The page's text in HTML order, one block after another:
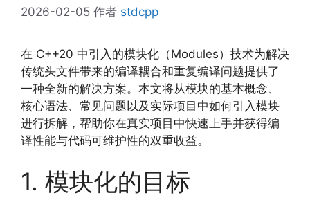
2026-02-05 作者 stdcpp
在 C++20 中引入的模块化（Modules）技术为解决
传统头文件带来的编译耦合和重复编译问题提供了
一种全新的解决方案。本文将从模块的基本概念、
核心语法、常见问题以及实际项目中如何引入模块
进行拆解，帮助你在真实项目中快速上手并获得编
译性能与代码可维护性的双重收益。
1. 模块化的目标